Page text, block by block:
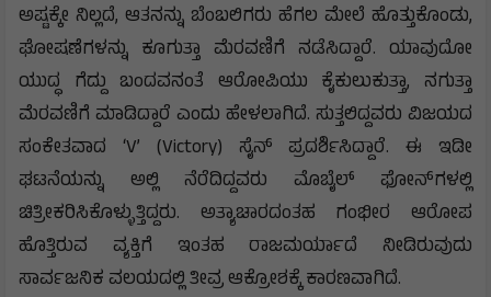
ಅಷ್ಟಕ್ಕೇ ನಿಲ್ಲದೆ, ಆತನನ್ನು ಬೆಂಬಲಿಗರು ಹೆಗಲ ಮೇಲೆ ಹೊತ್ತುಕೊಂಡು,
ಘೋಷಣೆಗಳನ್ನು ಕೂಗುತ್ತಾ ಮೆರವಣಿಗೆ ನಡೆಸಿದ್ದಾರೆ. ಯಾವುದೋ
ಯುದ್ಧ ಗೆದ್ದು ಬಂದವನಂತೆ ಆರೋಪಿಯು ಕೈಕುಲುಕುತ್ತಾ, ನಗುತ್ತಾ
ಮೆರವಣಿಗೆ ಮಾಡಿದ್ದಾರೆ ಎಂದು ಹೇಳಲಾಗಿದೆ. ಸುತ್ತಲಿದ್ದವರು ವಿಜಯದ
ಸಂಕೇತವಾದ ‘V’ (Victory) ಸೈನ್ ಪ್ರದರ್ಶಿಸಿದ್ದಾರೆ. ಈ ಇಡೀ
ಘಟನೆಯನ್ನು ಅಲ್ಲಿ ನೆರೆದಿದ್ದವರು ಮೊಬೈಲ್‌ ಫೋನ್‌ಗಳಲ್ಲಿ
ಚಿತ್ರೀಕರಿಸಿಕೊಳ್ಳುತ್ತಿದ್ದರು. ಅತ್ಯಾಚಾರದಂತಹ ಗಂಭೀರ ಆರೋಪ
ಹೊತ್ತಿರುವ ವ್ಯಕ್ತಿಗೆ ಇಂತಹ ರಾಜಮರ್ಯಾದೆ ನೀಡಿರುವುದು
ಸಾರ್ವಜನಿಕ ವಲಯದಲ್ಲಿ ತೀವ್ರ ಆಕ್ರೋಶಕ್ಕೆ ಕಾರಣವಾಗಿದೆ.